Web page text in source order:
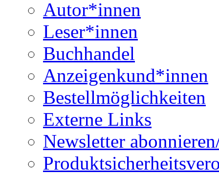
Autor*innen
Leser*innen
Buchhandel
Anzeigenkund*innen
Bestellmöglichkeiten
Externe Links
Newsletter